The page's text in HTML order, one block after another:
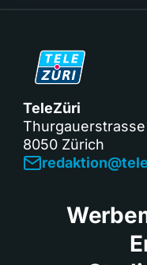
TeleZüri
8050 Zürich